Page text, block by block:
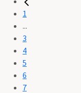
1
...
3
4
5
6
7